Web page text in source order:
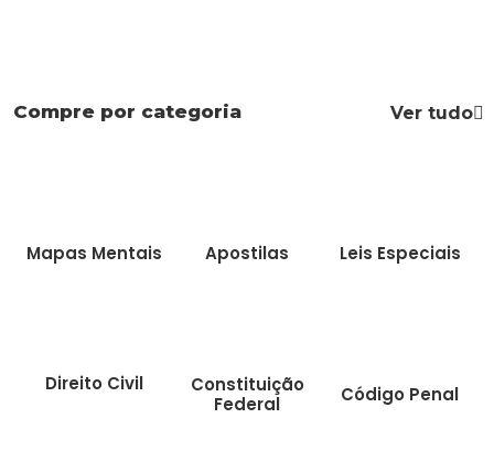
Compre por categoria Ver tudo
Mapas Mentais Apostilas Leis Especiais
Direito Civil
Constituição
Federal
Código Penal